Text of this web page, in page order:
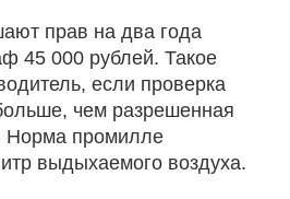
прав на два года
45 000 рублей. Такое
если проверка
чем разрешенная
Норма промилле
выдыхаемого воздуха.